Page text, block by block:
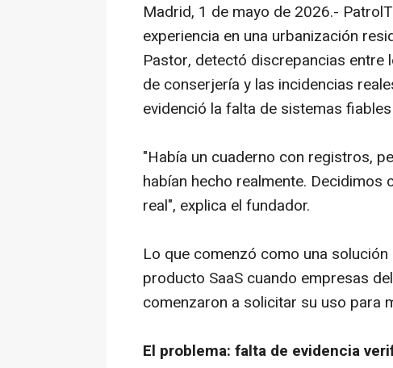
Madrid, 1 de mayo de 2026.-
experiencia en una urbanización
Pastor, detectó discrepancias
de conserjería y las incidencias
evidenció la falta de sistemas
"Había un cuaderno con registros,
habían hecho realmente.
real", explica el fundador.
Lo que comenzó como una
producto SaaS cuando empresas
comenzaron a solicitar su uso para
El problema: falta de evidencia